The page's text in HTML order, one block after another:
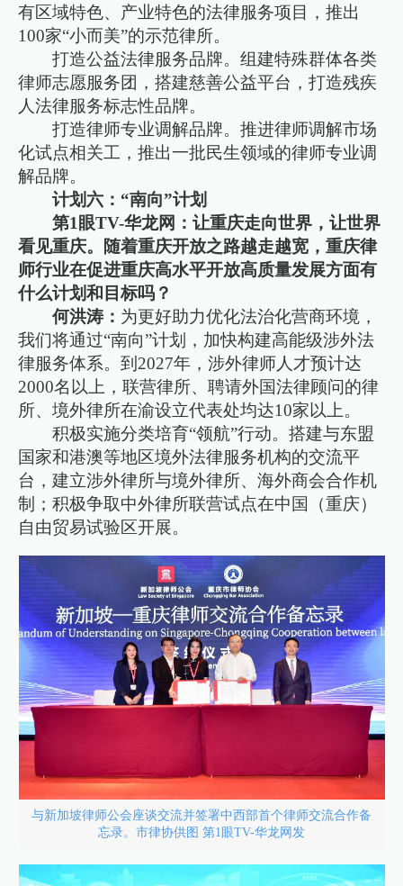
有区域特色、产业特色的法律服务项目，推出
100家“小而美”的示范律所。
打造公益法律服务品牌。组建特殊群体各类
律师志愿服务团，搭建慈善公益平台，打造残疾
人法律服务标志性品牌。
打造律师专业调解品牌。推进律师调解市场
化试点相关工，推出一批民生领域的律师专业调
解品牌。
计划六：“南向”计划
第1眼TV-华龙网：让重庆走向世界，让世界
看见重庆。随着重庆开放之路越走越宽，重庆律
师行业在促进重庆高水平开放高质量发展方面有
什么计划和目标吗？
何洪涛： 为更好助力优化法治化营商环境，
我们将通过“南向”计划，加快构建高能级涉外法
律服务体系。到2027年，涉外律师人才预计达
2000名以上，联营律所、聘请外国法律顾问的律
所、境外律所在渝设立代表处均达10家以上。
积极实施分类培育“领航”行动。搭建与东盟
国家和港澳等地区境外法律服务机构的交流平
台，建立涉外律所与境外律所、海外商会合作机
制；积极争取中外律所联营试点在中国（重庆）
自由贸易试验区开展。
与新加坡律师公会座谈交流并签署中西部首个律师交流合作备
忘录。市律协供图 第1眼TV-华龙网发